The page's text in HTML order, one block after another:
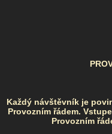
Každý návštěvník je
Provozním řádem.
Provozním